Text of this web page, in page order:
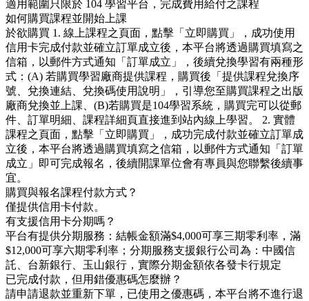
適用範圍只限於 104 學習平台，完成費用給付之課程
如何購買課程並開始上課
於欲購買 1. 線上課程之頁面，點擊「立即購買」，成功使用
信用卡完成付款並確立訂單成立後，本平台將透過購買填寫之
信箱，以郵件方式通知「訂單成立」，後續兌換學習有兩種形
式：(A) 若購買學習廠商提供課程，購買後「提供課程兌換序
號、兌換連結、兌換碼使用說明」，引導您至購買課程之出版
廠商兌換並上課、(B)若購買是104學習系統，購買完可以從郵
件、訂單明細、課程詳細頁直接進到站內線上學習。 2. 實體
課程之頁面，點擊「立即購買」，成功完成付款並確立訂單成
立後，本平台將透過購買填寫之信箱，以郵件方式通知「訂單
成立」即可完成報名，後續開課單位會有專員與您聯繫後續事
宜。
購買與報名課程付款方式？
僅提供信用卡付款。
有支援信用卡分期嗎？
平台有提供分期服務：結帳金額滿$4,000可享三期零利率，滿
$12,000可享六期零利率；分期服務支援銀行公司為：中國信
託、台新銀行、玉山銀行，實際分期金額依各發卡行規定
已完成付款，但用錯優惠碼怎麼辦？
請申請退款並重新下單，已使用之優惠碼，本平台將不進行退